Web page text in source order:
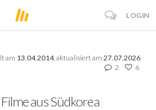
LOGIN
am 13.04.2014, aktualisiert am27.07.2026
2 6
aus Südkorea